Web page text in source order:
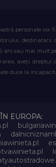
personale
ani sau mai
aveți
duce la
EUROPA: